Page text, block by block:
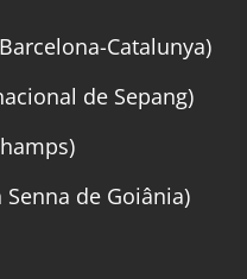
Catalunya)
de Sepang)
de Goiânia)